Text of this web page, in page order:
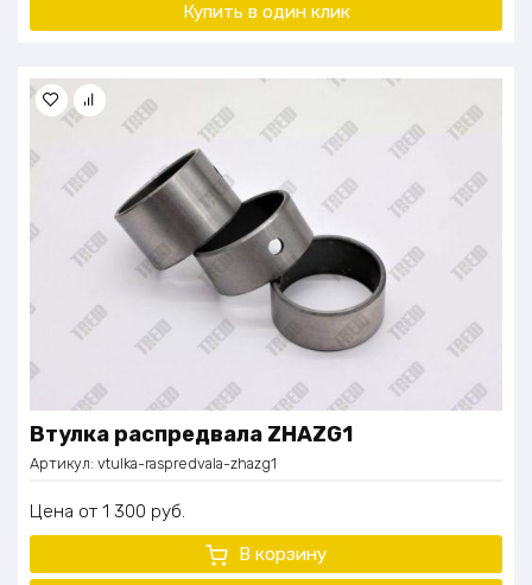
Купить в один клик
Втулка распредвала ZHAZG1
Артикул: vtulka-raspredvala-zhazg1
Цена 1 300 руб.
В корзину